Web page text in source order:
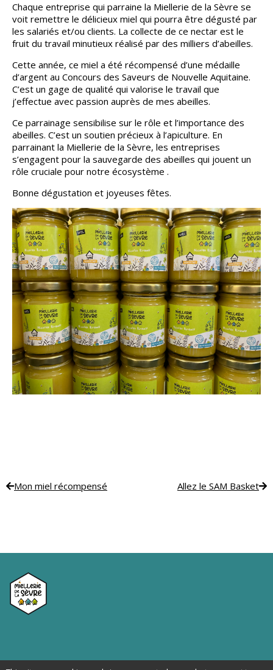
Chaque entreprise qui parraine la Miellerie de la Sèvre se
voit remettre le délicieux miel qui pourra être dégusté par
les salariés et/ou clients. La collecte de ce nectar est le
fruit du travail minutieux réalisé par des milliers d’abeilles.
Cette année, ce miel a été récompensé d’une médaille
d’argent au Concours des Saveurs de Nouvelle Aquitaine.
C’est un gage de qualité qui valorise le travail que
j’effectue avec passion auprès de mes abeilles.
Ce parrainage sensibilise sur le rôle et l’importance des
abeilles. C’est un soutien précieux à l’apiculture. En
parrainant la Miellerie de la Sèvre, les entreprises
s’engagent pour la sauvegarde des abeilles qui jouent un
rôle cruciale pour notre écosystème .
Bonne dégustation et joyeuses fêtes.
Mon miel récompensé Allez le SAM Basket